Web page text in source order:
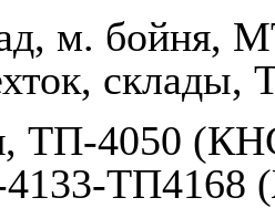
м.
склады,
ТП-4050
ТП4168